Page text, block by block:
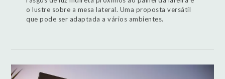
o lustre sobre a mesa lateral. Uma proposta versátil
que pode ser adaptada a vários ambientes.